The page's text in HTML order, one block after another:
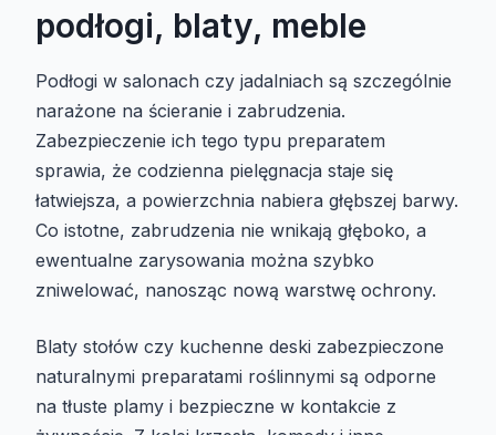
podłogi, blaty, meble
Podłogi w salonach czy jadalniach są szczególnie
narażone na ścieranie i zabrudzenia.
Zabezpieczenie ich tego typu preparatem
sprawia, że codzienna pielęgnacja staje się
łatwiejsza, a powierzchnia nabiera głębszej barwy.
Co istotne, zabrudzenia nie wnikają głęboko, a
ewentualne zarysowania można szybko
zniwelować, nanosząc nową warstwę ochrony.
Blaty stołów czy kuchenne deski zabezpieczone
naturalnymi preparatami roślinnymi są odporne
na tłuste plamy i bezpieczne w kontakcie z